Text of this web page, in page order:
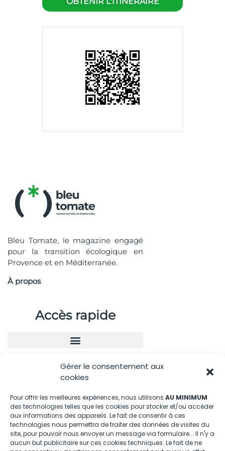
Gérer le consentement aux
cookies
Pour offrir les meilleures expériences, nous utilisons AU MINIMUM
des technologies telles que les cookies pour stocker et/ou accéder
aux informations des appareils. Le fait de consentir à ces
technologies nous permettra de traiter des données de visites du
site, pour pouvoir nous envoyer un message via formulaire... Il n'y a
aucun but publicitaire sur ces cookies techniques. Le fait de ne
Bleu Tomate, le magazine engagé
pour la transition écologique en
Provence et en Méditerranée.
À propos
Accès rapide
Nous contacter
04.88.08.75.28
contactBT@bleu-tomate.fr
Kit média